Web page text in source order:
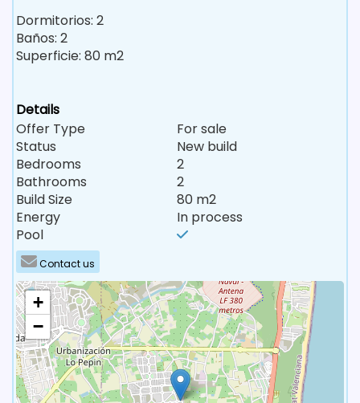
Dormitorios: 2
Baños: 2
Superficie: 80 m2
Details
Offer Type
For sale
Status
New build
Bedrooms
2
Bathrooms
2
Build Size
80 m2
Energy
In process
Pool
Contact us
+
−